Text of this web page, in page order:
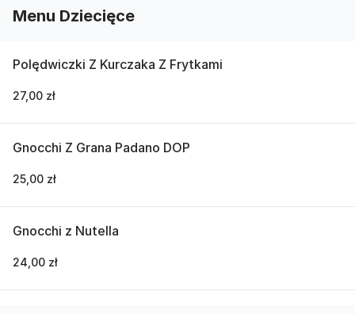
Menu Dziecięce
Polędwiczki Z Kurczaka Z Frytkami
27,00 zł
Gnocchi Z Grana Padano DOP
25,00 zł
Gnocchi z Nutella
24,00 zł